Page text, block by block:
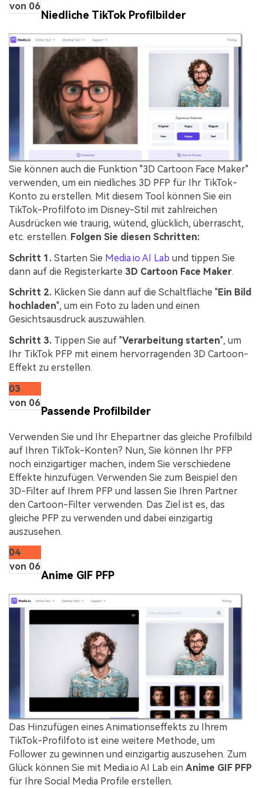
von 06
Niedliche TikTok Profilbilder
Sie können auch die Funktion "3D Cartoon Face Maker"
verwenden, um ein niedliches 3D PFP für Ihr TikTok-
Konto zu erstellen. Mit diesem Tool können Sie ein
TikTok-Profilfoto im Disney-Stil mit zahlreichen
Ausdrücken wie traurig, wütend, glücklich, überrascht,
etc. erstellen. Folgen Sie diesen Schritten:
Schritt 1. Starten Sie Media.io AI Lab und tippen Sie
dann auf die Registerkarte 3D Cartoon Face Maker.
Schritt 2. Klicken Sie dann auf die Schaltfläche "Ein Bild
hochladen", um ein Foto zu laden und einen
Gesichtsausdruck auszuwählen.
Schritt 3. Tippen Sie auf "Verarbeitung starten", um
Ihr TikTok PFP mit einem hervorragenden 3D Cartoon-
Effekt zu erstellen.
03
von 06
Passende Profilbilder
Verwenden Sie und Ihr Ehepartner das gleiche Profilbild
auf Ihren TikTok-Konten? Nun, Sie können Ihr PFP
noch einzigartiger machen, indem Sie verschiedene
Effekte hinzufügen. Verwenden Sie zum Beispiel den
3D-Filter auf Ihrem PFP und lassen Sie Ihren Partner
den Cartoon-Filter verwenden. Das Ziel ist es, das
gleiche PFP zu verwenden und dabei einzigartig
auszusehen.
04
von 06
Anime GIF PFP
Das Hinzufügen eines Animationseffekts zu Ihrem
TikTok-Profilfoto ist eine weitere Methode, um
Follower zu gewinnen und einzigartig auszusehen. Zum
Glück können Sie mit Media.io AI Lab ein Anime GIF PFP
für Ihre Social Media Profile erstellen.